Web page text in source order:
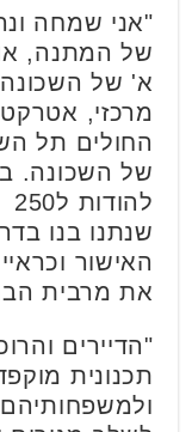
"אני שמחה
של המתנה,
א' של
מרכזי,
החולים תל
של השכונה.
שנתנו בנו
האישור
את מרבית
"הדיירים
תכנונית